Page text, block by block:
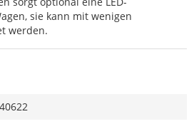
sie kann mit wenigen
werden.
40622